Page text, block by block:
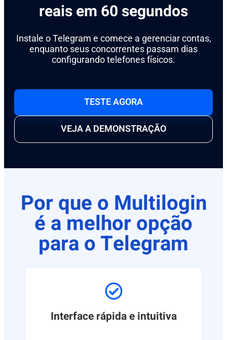
reais em 60 segundos
Instale o Telegram e comece a gerenciar contas,
enquanto seus concorrentes passam dias
configurando telefones físicos.
TESTE AGORA
VEJA A DEMONSTRAÇÃO
Por que o Multilogin
é a melhor opção
para o Telegram
Interface rápida e intuitiva